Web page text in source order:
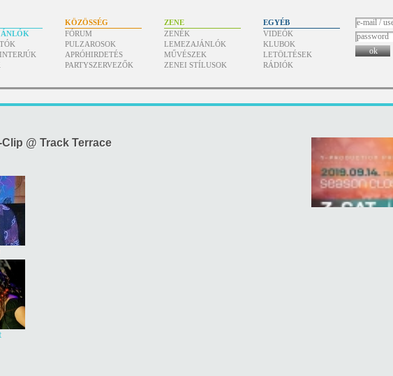
KÖZÖSSÉG
FÓRUM
PULZAROSOK
APRÓHIRDETÉS
PARTYSZERVEZŐK
ZENE
ZENÉK
LEMEZAJÁNLÓK
MŰVÉSZEK
ZENEI STÍLUSOK
EGYÉB
VIDEÓK
KLUBOK
LETÖLTÉSEK
RÁDIÓK
ok
@ Track Terrace